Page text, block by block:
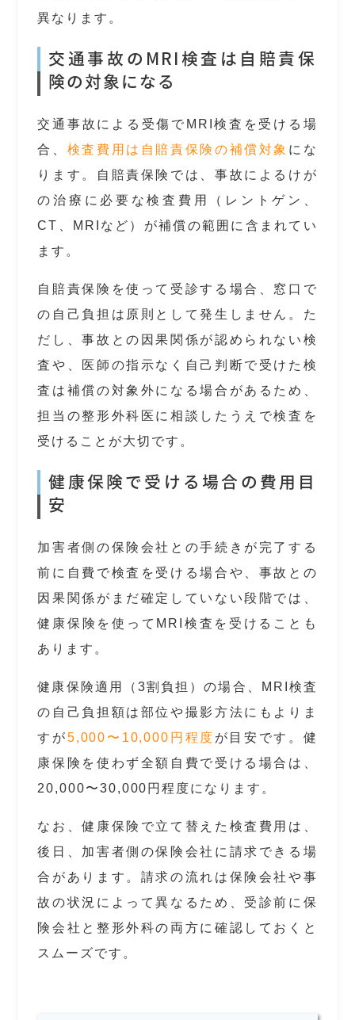
異なります。
交通事故のMRI検査は自賠責保
険の対象になる
交通事故による受傷でMRI検査を受ける場
合、 検査費用は自賠責保険の補償対象 にな
ります。自賠責保険では、事故によるけが
の治療に必要な検査費用（レントゲン、
CT、MRIなど）が補償の範囲に含まれてい
ます。
自賠責保険を使って受診する場合、窓口で
の自己負担は原則として発生しません。た
だし、事故との因果関係が認められない検
査や、医師の指示なく自己判断で受けた検
査は補償の対象外になる場合があるため、
担当の整形外科医に相談したうえで検査を
受けることが大切です。
健康保険で受ける場合の費用目
安
加害者側の保険会社との手続きが完了する
前に自費で検査を受ける場合や、事故との
因果関係がまだ確定していない段階では、
健康保険を使ってMRI検査を受けることも
あります。
健康保険適用（3割負担）の場合、MRI検査
の自己負担額は部位や撮影方法にもよりま
すが5,000〜10,000円程度 が目安です。健
康保険を使わず全額自費で受ける場合は、
20,000〜30,000円程度になります。
なお、健康保険で立て替えた検査費用は、
後日、加害者側の保険会社に請求できる場
合があります。請求の流れは保険会社や事
故の状況によって異なるため、受診前に保
険会社と整形外科の両方に確認しておくと
スムーズです。